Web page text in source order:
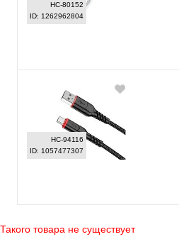
HC-80152
ID: 1262962804
HC-94116
ID: 1057477307
Такого товара не существует